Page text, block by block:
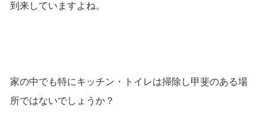
到来していますよね。
家の中でも特にキッチン・トイレは掃除し甲斐のある場
所ではないでしょうか？